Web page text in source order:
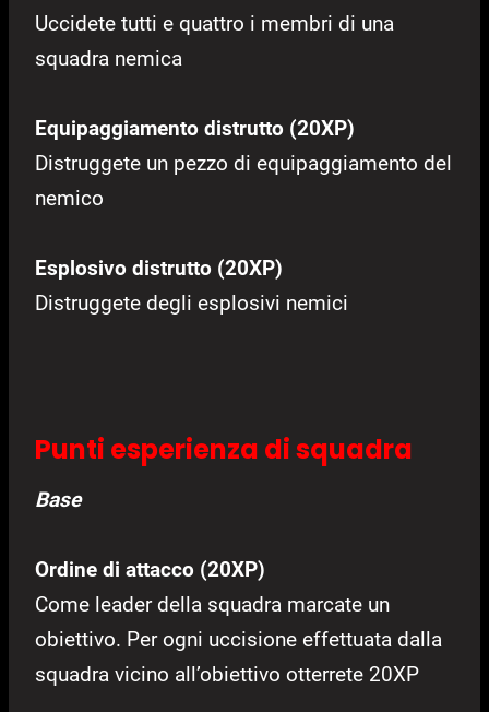
Uccidete tutti e quattro i membri di una
squadra nemica
Equipaggiamento distrutto (20XP)
Distruggete un pezzo di equipaggiamento del
nemico
Esplosivo distrutto (20XP)
Distruggete degli esplosivi nemici
Punti esperienza di squadra
Base
Ordine di attacco (20XP)
Come leader della squadra marcate un
obiettivo. Per ogni uccisione effettuata dalla
squadra vicino all’obiettivo otterrete 20XP